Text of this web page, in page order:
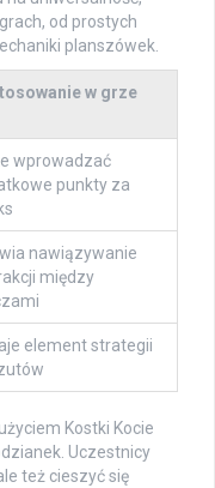
od prostych
planszówek.
w grze
wprowadzać
punkty za
nawiązywanie
między
element strategii
Kostki Kocie
Uczestnicy
też cieszyć się